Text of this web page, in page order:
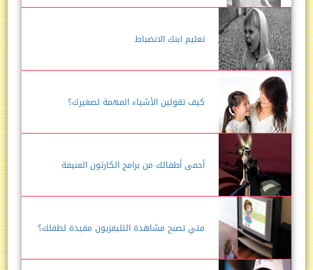
تعليم ابنك الانضباط
كيف تقولين الأشياء المهمة لصغيرك؟
أحمى أطفالك من برامج الكارتون العنيفة
متي تصبح مشاهدة التليفزيون مفيدة لطفلك؟